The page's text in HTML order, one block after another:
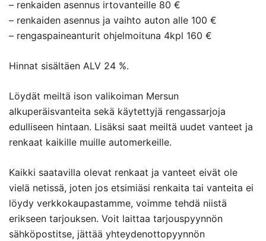
– renkaiden asennus irtovanteille 80 €
– renkaiden asennus ja vaihto auton alle 100 €
– rengaspaineanturit ohjelmoituna 4kpl 160 €
Hinnat sisältäen ALV 24 %.
Löydät meiltä ison valikoiman Mersun
alkuperäisvanteita sekä käytettyjä rengassarjoja
edulliseen hintaan. Lisäksi saat meiltä uudet vanteet ja
renkaat kaikille muille automerkeille.
Kaikki saatavilla olevat renkaat ja vanteet eivät ole
vielä netissä, joten jos etsimiäsi renkaita tai vanteita ei
löydy verkkokaupastamme, voimme tehdä niistä
erikseen tarjouksen. Voit laittaa tarjouspyynnön
sähköpostitse, jättää yhteydenottopyynnön